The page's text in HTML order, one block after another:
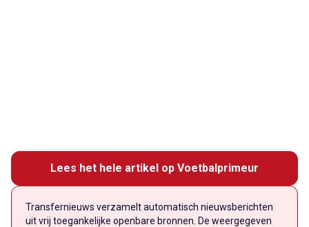
Lees het hele artikel op Voetbalprimeur
Transfernieuws verzamelt automatisch nieuwsberichten
uit vrij toegankelijke openbare bronnen. De weergegeven